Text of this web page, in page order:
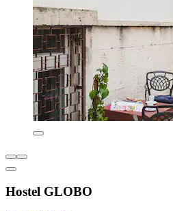
Hostel GLOBO